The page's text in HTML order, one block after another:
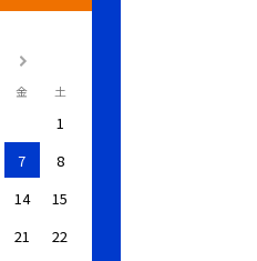
金 土
1
7
8
14
15
21
22